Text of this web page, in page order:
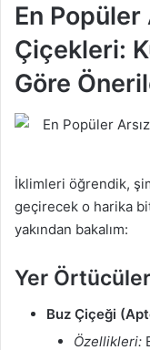
En Popüler
Çiçekleri:
Göre
İklimleri öğrendik,
geçirecek o harika
yakından bakalım:
Yer
Buz Çiçeği
Özellikleri: